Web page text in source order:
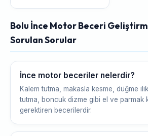
Bolu İnce Motor Beceri
Sorulan Sorular
İnce motor beceriler nelerdir?
Kalem tutma, makasla kesme, düğme
tutma, boncuk dizme gibi el ve parmak
gerektiren becerilerdir.